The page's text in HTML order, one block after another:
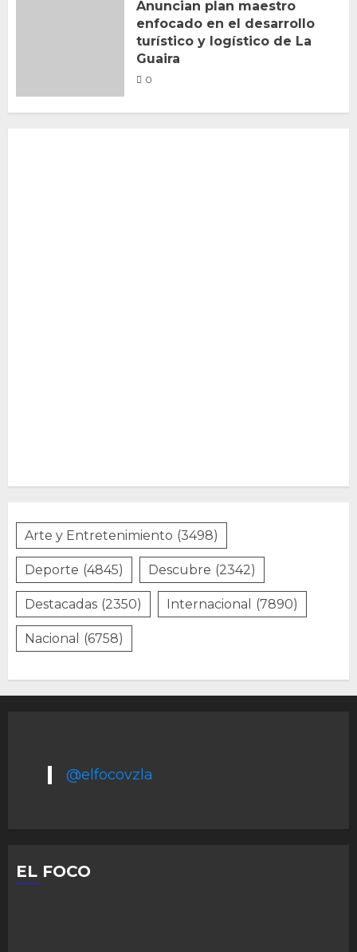
Anuncian plan maestro
enfocado en el desarrollo
turístico y logístico de La
Guaira
0
Arte y Entretenimiento (3498)
Deporte (4845) Descubre (2342)
Destacadas (2350) Internacional (7890)
Nacional (6758)
@elfocovzla
EL FOCO